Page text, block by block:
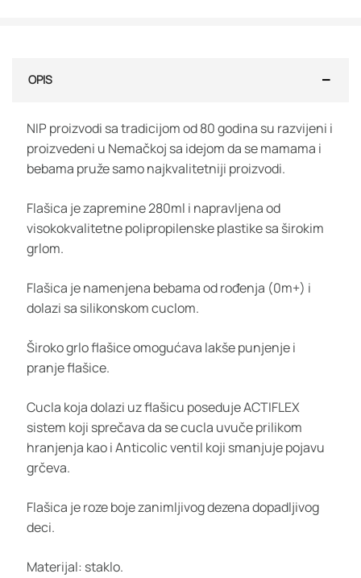
OPIS
NIP proizvodi sa tradicijom od 80 godina su razvijeni i
proizvedeni u Nemačkoj sa idejom da se mamama i
bebama pruže samo najkvalitetniji proizvodi.
Flašica je zapremine 280ml i napravljena od
visokokvalitetne polipropilenske plastike sa širokim
grlom.
Flašica je namenjena bebama od rođenja (0m+) i
dolazi sa silikonskom cuclom.
Široko grlo flašice omogućava lakše punjenje i
pranje flašice.
Cucla koja dolazi uz flašicu poseduje ACTIFLEX
sistem koji sprečava da se cucla uvuče prilikom
hranjenja kao i Anticolic ventil koji smanjuje pojavu
grčeva.
Flašica je roze boje zanimljivog dezena dopadljivog
deci.
Materijal: staklo.